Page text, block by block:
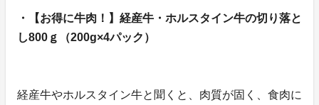
・【お得に牛肉！】経産牛・ホルスタイン牛の切り落と
し800ｇ（200g×4パック）
経産牛やホルスタイン牛と聞くと、肉質が固く、食肉に